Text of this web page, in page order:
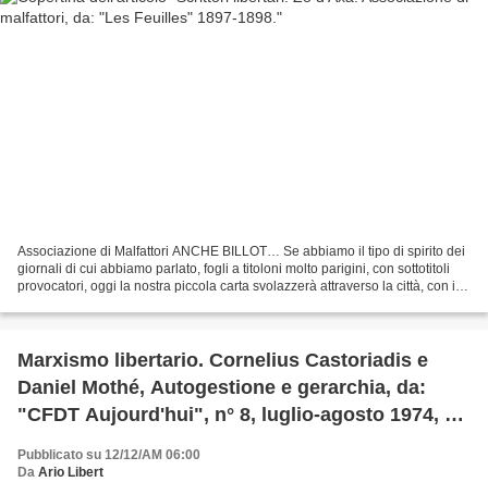
Associazione di Malfattori ANCHE BILLOT… Se abbiamo il tipo di spirito dei
giornali di cui abbiamo parlato, fogli a titoloni molto parigini, con sottotitoli
provocatori, oggi la nostra piccola carta svolazzerà attraverso la città, con in
Marxismo libertario. Cornelius Castoriadis e
Daniel Mothé, Autogestione e gerarchia, da:
"CFDT Aujourd'hui", n° 8, luglio-agosto 1974, 02
Pubblicato su 12/12/AM 06:00
Da Ario Libert